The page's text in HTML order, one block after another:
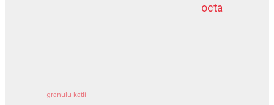
octa
granulu katli
dziļurbums